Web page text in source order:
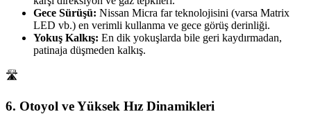
Gece Sürüşü: Nissan Micra far teknolojisini (varsa Matrix
LED vb.) en verimli kullanma ve gece görüş derinliği.
Yokuş Kalkış: En dik yokuşlarda bile geri kaydırmadan,
patinaja düşmeden kalkış.
🛣️
6. Otoyol ve Yüksek Hız Dinamikleri